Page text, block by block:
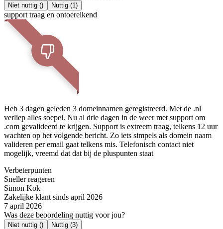
Niet nuttig () Nuttig (1)
support traag en ontoereikend
Heb 3 dagen geleden 3 domeinnamen geregistreerd. Met de .nl
verliep alles soepel. Nu al drie dagen in de weer met support om
.com gevalideerd te krijgen. Support is extreem traag, telkens 12 uur
wachten op het volgende bericht. Zo iets simpels als domein naam
valideren per email gaat telkens mis. Telefonisch contact niet
mogelijk, vreemd dat dat bij de pluspunten staat
Verbeterpunten
Sneller reageren
Simon Kok
Zakelijke klant sinds april 2026
7 april 2026
Was deze beoordeling nuttig voor jou?
Niet nuttig () Nuttig (3)